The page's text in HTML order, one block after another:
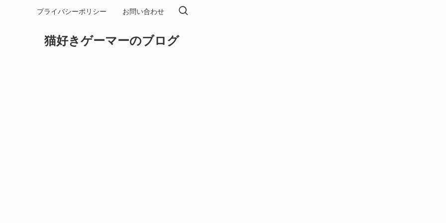
猫好きゲーマーのブログ
プライバシーポリシー お問い合わせ